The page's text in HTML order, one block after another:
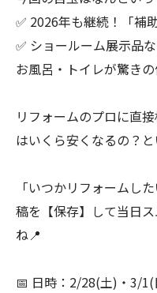
✅ 2026年も継続！「補
✅ ショールーム展示品
お風呂・トイレが驚き
リフォームのプロに直
はいくら安くなるの？
「いつかリフォームし
稿を【保存】して当日
ね📍
📅 日時：2/28(土)・3/